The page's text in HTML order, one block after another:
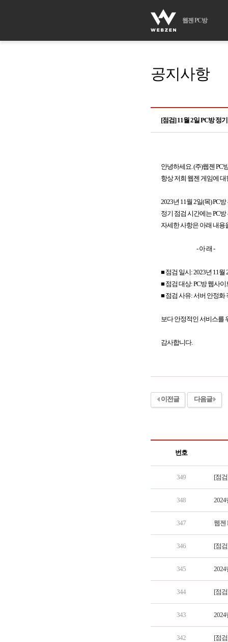
웹젠 PC방
공지사항
[점검] 11월 2일 PC방 정
안녕하세요. (주)웹젠 PC
항상 저희 웹젠 게임에
2023년 11월 2일(목) PC
정기 점검 시간에는 PC
자세한 사항은 아래 내용
- 아 래 -
■ 점검 일시: 2023년 11월
■ 점검 대상: PC방 웹사이
■ 점검 사유: 서버 안정화
보다 안정적인 서비스를
감사합니다.
이전글 다음글
번호
349 [점
348 2024
347 웹젠
346 [점
345 2024
344 [점
343 2024
342 [점